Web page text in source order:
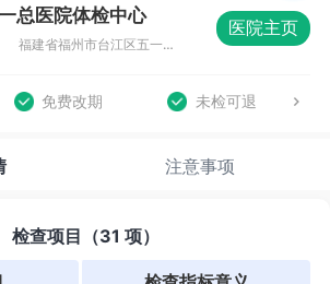
总医院体检中心
福建省福州市台江区五一南路52号市一体检中心（福州市第十五中学旁）
医院主页
免费改期 未检可退
注意事项
检查项目（31 项）